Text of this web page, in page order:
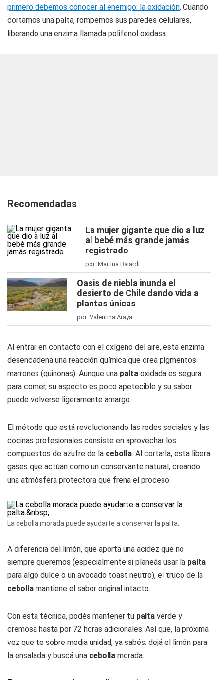
primero debemos conocer al enemigo: la oxidación. Cuando
cortamos una palta, rompemos sus paredes celulares,
liberando una enzima llamada polifenol oxidasa.
Recomendadas
La mujer gigante que dio a luz
al bebé más grande jamás
registrado
por Martina Baiardi
Oasis de niebla inunda el
desierto de Chile dando vida a
plantas únicas
por Valentina Araya
Al entrar en contacto con el oxígeno del aire, esta enzima
desencadena una reacción química que crea pigmentos
marrones (quinonas). Aunque una palta oxidada es segura
para comer, su aspecto es poco apetecible y su sabor
puede volverse ligeramente amargo.
El método que está revolucionando las redes sociales y las
cocinas profesionales consiste en aprovechar los
compuestos de azufre de la cebolla. Al cortarla, esta libera
gases que actúan como un conservante natural, creando
una atmósfera protectora que frena el proceso.
La cebolla morada puede ayudarte a conservar la palta.
A diferencia del limón, que aporta una acidez que no
siempre queremos (especialmente si planeás usar la palta
para algo dulce o un avocado toast neutro), el truco de la
cebolla mantiene el sabor original intacto.
Con esta técnica, podés mantener tu palta verde y
cremosa hasta por 72 horas adicionales. Así que, la próxima
vez que te sobre media unidad, ya sabés: dejá el limón para
la ensalada y buscá una cebolla morada.